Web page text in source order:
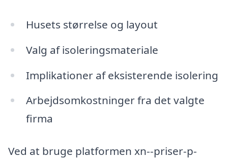
Husets størrelse og layout
Valg af isoleringsmateriale
Implikationer af eksisterende isolering
Arbejdsomkostninger fra det valgte
firma
Ved at bruge platformen xn--priser-p-